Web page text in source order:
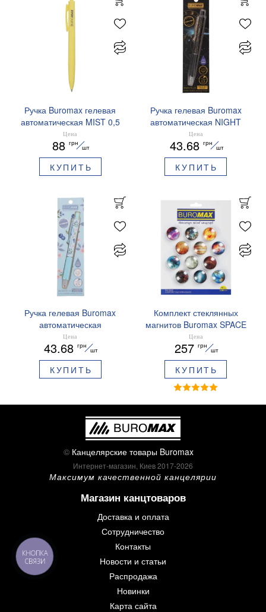
Ручка Buromax гелевая
автоматическая MIST 0,5
мм синие чернила
BM.83103
Цена
88 грн
шт
КУПИТЬ
Ручка гелевая Buromax
автоматическая NIGHT
SKY ZODIAC 0.5 мм
ароматизированный грипп
синие чернила BM.8379-
01
Цена
43.68 грн
шт
КУПИТЬ
Ручка гелевая Buromax
автоматическая
ARABESKI 0.5 мм
ароматизированный грипп
синие чернила в блистере
BM.8379-02
Цена
43.68 грн
шт
КУПИТЬ
Комплект стеклянных
магнитов Buromax SPACE
12 шт 30 мм BM.0048
Цена
257 грн
шт
КУПИТЬ
© Канцелярские товары Buromax
Интернет-магазин, Киев 2017-2026
Максимум качественной канцелярии
Магазин канцтоваров
Доставка и оплата
Сотрудничество
Контакты
Новости и статьи
Распродажа
Новинки
Карта сайта
КНОПКА
СВЯЗИ